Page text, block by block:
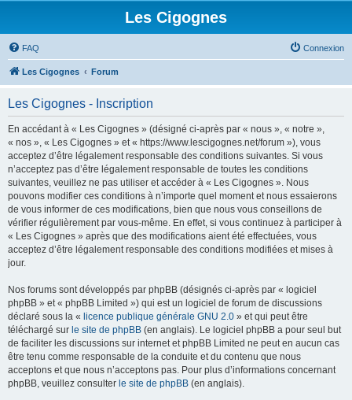
Les Cigognes
FAQ Connexion
Les Cigognes Forum
Les Cigognes - Inscription
En accédant à « Les Cigognes » (désigné ci-après par « nous », « notre »,
« nos », « Les Cigognes » et « https://www.lescigognes.net/forum »), vous
acceptez d’être légalement responsable des conditions suivantes. Si vous
n’acceptez pas d’être légalement responsable de toutes les conditions
suivantes, veuillez ne pas utiliser et accéder à « Les Cigognes ». Nous
pouvons modifier ces conditions à n’importe quel moment et nous essaierons
de vous informer de ces modifications, bien que nous vous conseillons de
vérifier régulièrement par vous-même. En effet, si vous continuez à participer à
« Les Cigognes » après que des modifications aient été effectuées, vous
acceptez d’être légalement responsable des conditions modifiées et mises à
jour.
Nos forums sont développés par phpBB (désignés ci-après par « logiciel
phpBB » et « phpBB Limited ») qui est un logiciel de forum de discussions
déclaré sous la « licence publique générale GNU 2.0 » et qui peut être
téléchargé sur le site de phpBB (en anglais). Le logiciel phpBB a pour seul but
de faciliter les discussions sur internet et phpBB Limited ne peut en aucun cas
être tenu comme responsable de la conduite et du contenu que nous
acceptons et que nous n’acceptons pas. Pour plus d’informations concernant
phpBB, veuillez consulter le site de phpBB (en anglais).